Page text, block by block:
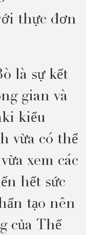
thực đơn
là sự kết
gian và
kiểu
vừa có thể
xem các
hết sức
tạo nên
của Thế